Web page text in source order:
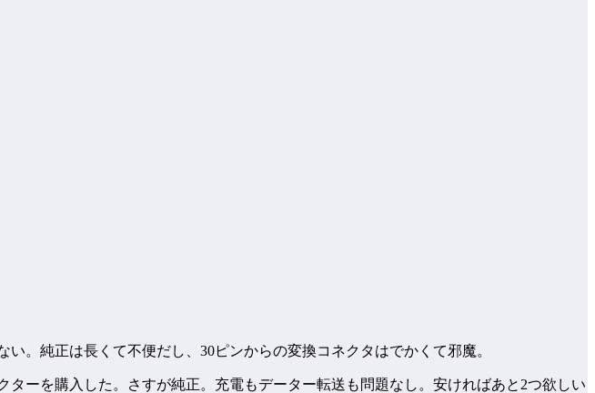
。純正は長くて不便だし、30ピンからの変換コネクタはでかくて邪魔。
ターを購入した。さすが純正。充電もデーター転送も問題なし。安ければあと2つ欲しい